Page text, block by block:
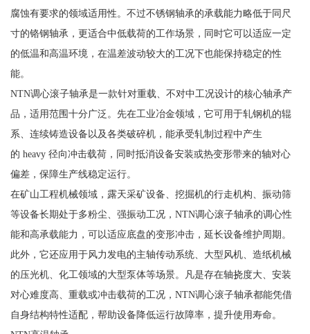
腐蚀有要求的领域适用性。不过不锈钢轴承的承载能力略低于同尺
寸的铬钢轴承，更适合中低载荷的工作场景，同时它可以适应一定
的低温和高温环境，在温差波动较大的工况下也能保持稳定的性
能。
NTN调心滚子轴承是一款针对重载、不对中工况设计的核心轴承产
品，适用范围十分广泛。先在工业冶金领域，它可用于轧钢机的辊
系、连续铸造设备以及各类破碎机，能承受轧制过程中产生
的 heavy 径向冲击载荷，同时抵消设备安装或热变形带来的轴对心
偏差，保障生产线稳定运行。
在矿山工程机械领域，露天采矿设备、挖掘机的行走机构、振动筛
等设备长期处于多粉尘、强振动工况，NTN调心滚子轴承的调心性
能和高承载能力，可以适应底盘的变形冲击，延长设备维护周期。
此外，它还应用于风力发电的主轴传动系统、大型风机、造纸机械
的压光机、化工领域的大型泵体等场景。凡是存在轴挠度大、安装
对心难度高、重载或冲击载荷的工况，NTN调心滚子轴承都能凭借
自身结构特性适配，帮助设备降低运行故障率，提升使用寿命。